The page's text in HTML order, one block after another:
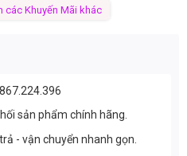
các Khuyến Mãi khác
sản phẩm chính hãng.
- vận chuyển nhanh gọn.